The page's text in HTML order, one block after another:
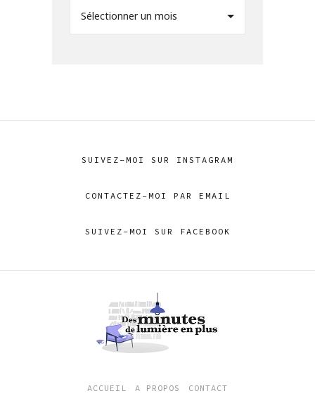
Sélectionner un mois
SUIVEZ-MOI SUR INSTAGRAM
CONTACTEZ-MOI PAR EMAIL
SUIVEZ-MOI SUR FACEBOOK
ACCUEIL A PROPOS CONTACT